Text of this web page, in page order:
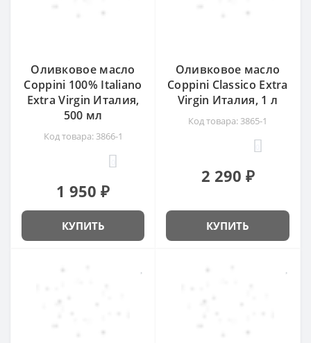
Оливковое масло
Coppini 100% Italiano
Extra Virgin Италия,
500 мл
Код товара: 3866-1
1 950 ₽
КУПИТЬ
Оливковое масло
Coppini Сlassico Extra
Virgin Италия, 1 л
Код товара: 3865-1
2 290 ₽
КУПИТЬ